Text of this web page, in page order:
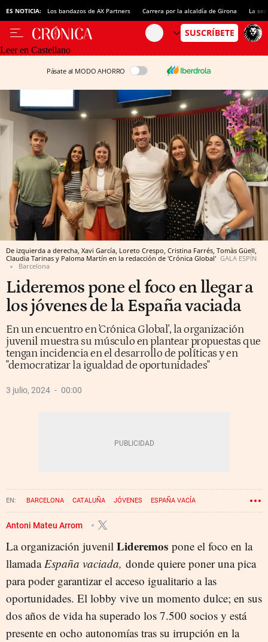
ES NOTICIA: Los bandazos de AX Partners Carrera por la alcaldía de Girona La
Leer en Castellano
Pásate al MODO AHORRO
De izquierda a derecha, Xavi García, Loreto Crespo, Cristina Farrés, Tomàs Güell,
Claudia Tarinas y Paloma Martín en la redacción de 'Crónica Global' GALA ESPÍN
Barcelona
Lideremos pone el foco en llegar a
los jóvenes de la España vaciada
En un encuentro en 'Crónica Global', la organización
juvenil muestra su músculo en plantear propuestas que
tengan incidencia en el desarrollo de políticas y en
"democratizar la igualdad de oportunidades"
3 julio, 2024 00:00
BARCELONA CATALUÑA JÓVENES ESPAÑA VACÍA
SALUD MENTAL LIDEREMOS
Antoni Mateu Arrom
La organización juvenil Lideremos pone el foco en la
llamadaEspaña vaciada, donde quiere poner una pica
para poder garantizar el acceso igualitario a las
oportunidades. El lobby vive un momento dulce; en sus
dos años de vida ha superado los 7.500 socios y está
presente en ocho autonomías tras su irrupción en la